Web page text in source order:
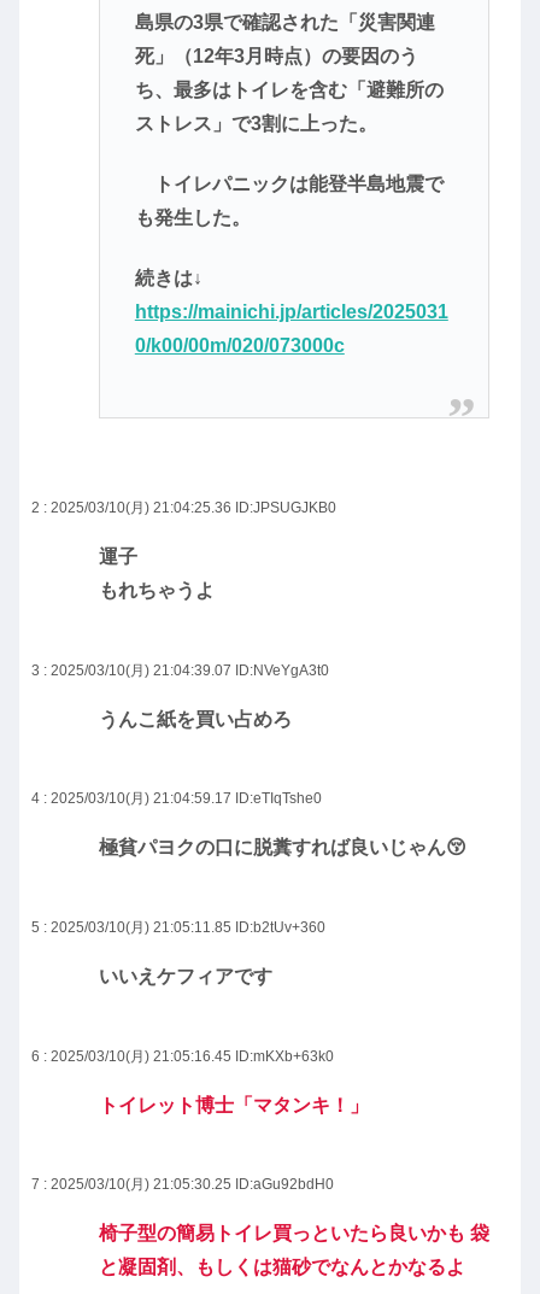
島県の3県で確認された「災害関連
死」（12年3月時点）の要因のう
ち、最多はトイレを含む「避難所の
ストレス」で3割に上った。
トイレパニックは能登半島地震で
も発生した。
続きは↓
https://mainichi.jp/articles/2025031
0/k00/00m/020/073000c
2 : 2025/03/10(月) 21:04:25.36 ID:JPSUGJKB0
運子
もれちゃうよ
3 : 2025/03/10(月) 21:04:39.07 ID:NVeYgA3t0
うんこ紙を買い占めろ
4 : 2025/03/10(月) 21:04:59.17 ID:eTIqTshe0
極貧パヨクの口に脱糞すれば良いじゃん😚
5 : 2025/03/10(月) 21:05:11.85 ID:b2tUv+360
いいえケフィアです
6 : 2025/03/10(月) 21:05:16.45 ID:mKXb+63k0
トイレット博士「マタンキ！」
7 : 2025/03/10(月) 21:05:30.25 ID:aGu92bdH0
椅子型の簡易トイレ買っといたら良いかも 袋
と凝固剤、もしくは猫砂でなんとかなるよ